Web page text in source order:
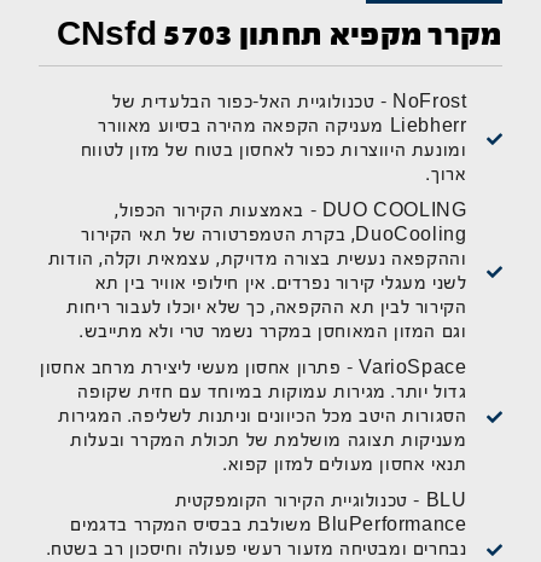
מקרר מקפיא תחתון CNsfd 5703
NoFrost - טכנולוגיית האל-כפור הבלעדית של
Liebherr מעניקה הקפאה מהירה בסיוע מאוורר
ומונעת היווצרות כפור לאחסון בטוח של מזון לטווח
ארוך.
DUO COOLING – באמצעות הקירור הכפול,
DuoCooling, בקרת הטמפרטורה של תאי הקירור
וההקפאה נעשית בצורה מדויקת, עצמאית וקלה, הודות
לשני מעגלי קירור נפרדים. אין חילופי אוויר בין תא
הקירור לבין תא ההקפאה, כך שלא יוכלו לעבור ריחות
וגם המזון המאוחסן במקרר נשמר טרי ולא מתייבש.
VarioSpace - פתרון אחסון מעשי ליצירת מרחב אחסון
גדול יותר. מגירות עמוקות במיוחד עם חזית שקופה
הסגורות היטב מכל הכיוונים וניתנות לשליפה. המגירות
מעניקות תצוגה מושלמת של תכולת המקרר ובעלות
תנאי אחסון מעולים למזון קפוא.
BLU - טכנולוגיית הקירור הקומפקטית
BluPerformance משולבת בבסיס המקרר בדגמים
נבחרים ומבטיחה מזעור רעשי פעולה וחיסכון רב בשטח.